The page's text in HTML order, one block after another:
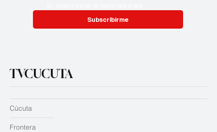
Subscribirme
TVCUCUTA
Cúcuta
Frontera